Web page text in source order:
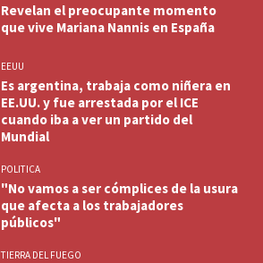
Revelan el preocupante momento
que vive Mariana Nannis en España
EEUU
Es argentina, trabaja como niñera en
EE.UU. y fue arrestada por el ICE
cuando iba a ver un partido del
Mundial
POLITICA
"No vamos a ser cómplices de la usura
que afecta a los trabajadores
públicos"
TIERRA DEL FUEGO